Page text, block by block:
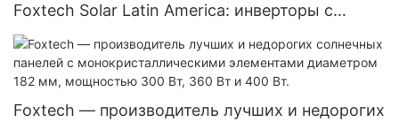
Foxtech Solar Latin America: инверторы с
чистой синусоидальной волной, 4 кВт, 6 кВт,
48 В, 120/240 В, автономные солнечные
инверторы.
Foxtech — производитель лучших и недорогих